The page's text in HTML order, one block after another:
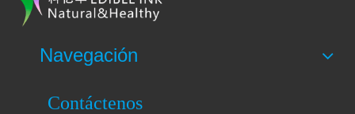
Navegación
Contáctenos